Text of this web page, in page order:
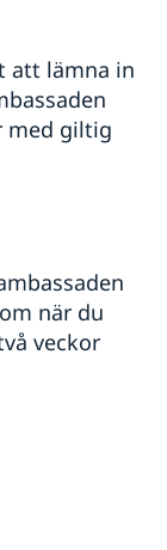
att lämna in
med giltig
när du
veckor